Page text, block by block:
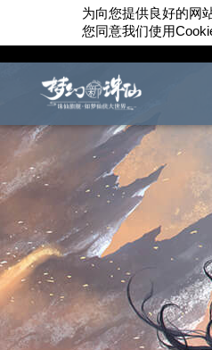
为向您提供良好的网
您同意我们使用